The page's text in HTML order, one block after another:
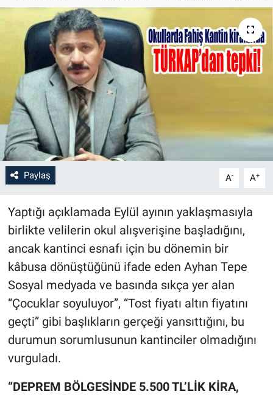
Paylaş A- A+
Yaptığı açıklamada Eylül ayının yaklaşmasıyla
birlikte velilerin okul alışverişine başladığını,
ancak kantinci esnafı için bu dönemin bir
kâbusa dönüştüğünü ifade eden Ayhan Tepe
Sosyal medyada ve basında sıkça yer alan
“Çocuklar soyuluyor”, “Tost fiyatı altın fiyatını
geçti” gibi başlıkların gerçeği yansıttığını, bu
durumun sorumlusunun kantinciler olmadığını
vurguladı.
“DEPREM BÖLGESİNDE 5.500 TL’LİK KİRA,